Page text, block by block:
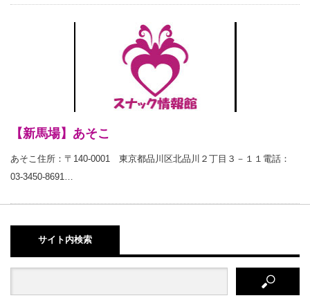
【新馬場】あそこ
あそこ住所：〒140-0001 東京都品川区北品川２丁目３－１１電話：
03-3450-8691…
サイト内検索